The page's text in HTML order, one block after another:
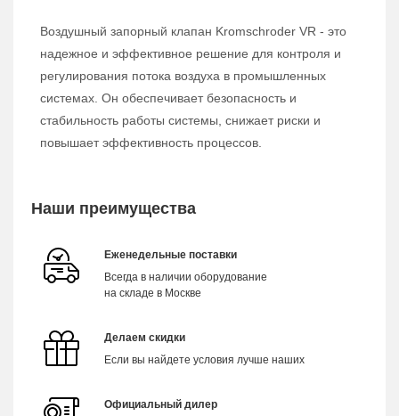
Воздушный запорный клапан Kromschroder VR - это
надежное и эффективное решение для контроля и
регулирования потока воздуха в промышленных
системах. Он обеспечивает безопасность и
стабильность работы системы, снижает риски и
повышает эффективность процессов.
Наши преимущества
Еженедельные поставки
Всегда в наличии оборудование
на складе в Москве
Делаем скидки
Если вы найдете условия лучше наших
Официальный дилер